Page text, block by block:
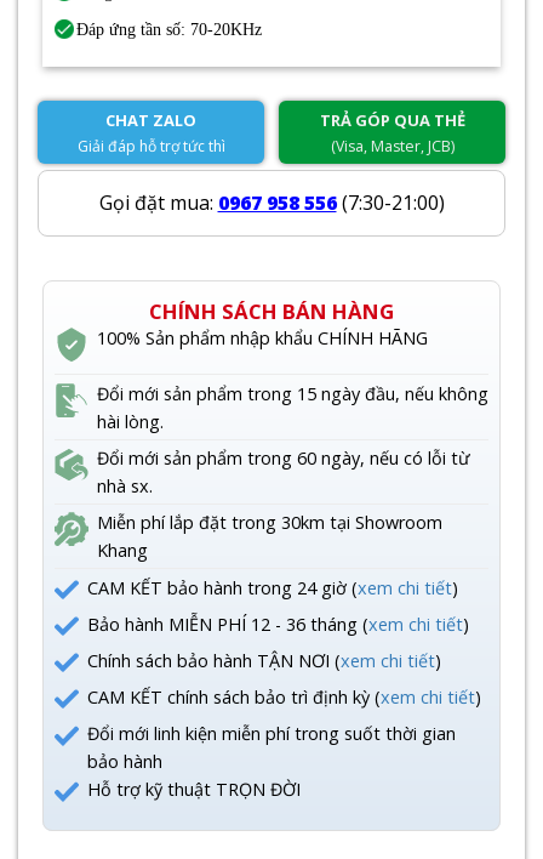
Đáp ứng tần số: 70-20KHz
CHAT ZALO
Giải đáp hỗ trợ tức thì
TRẢ GÓP QUA THẺ
(Visa, Master, JCB)
Gọi đặt mua: 0967 958 556(7:30-21:00)
CHÍNH SÁCH BÁN HÀNG
100% Sản phẩm nhập khẩu CHÍNH HÃNG
Đổi mới sản phẩm trong 15 ngày đầu, nếu không
hài lòng.
Đổi mới sản phẩm trong 60 ngày, nếu có lỗi từ
nhà sx.
Miễn phí lắp đặt trong 30km tại Showroom
Khang
CAM KẾT bảo hành trong 24 giờ (xem chi tiết)
Bảo hành MIỄN PHÍ 12 - 36 tháng (xem chi tiết)
Chính sách bảo hành TẬN NƠI (xem chi tiết)
CAM KẾT chính sách bảo trì định kỳ (xem chi tiết)
Đổi mới linh kiện miễn phí trong suốt thời gian
bảo hành
Hỗ trợ kỹ thuật TRỌN ĐỜI